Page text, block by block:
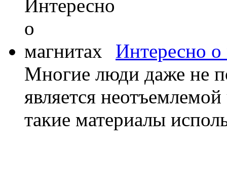
Интересно о
Многие люди даже не
является
такие материалы